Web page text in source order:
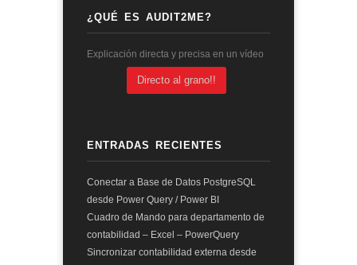
¿QUÉ ES AUDIT2ME?
Explicación directa y precisa en un vídeo
Directo al grano!!
ENTRADAS RECIENTES
Conectar a Base de Datos PostgreSQL
desde Power Query / Power BI
Cuadro de Mando para departamento de
contabilidad – Excel – PowerQuery
Sincronizar contabilidad externa desde